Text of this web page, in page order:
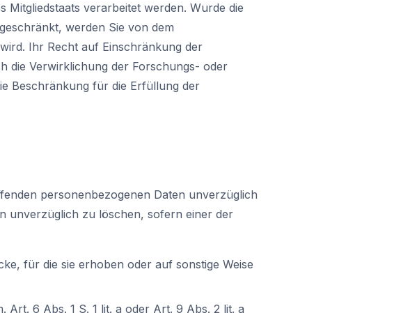
verarbeitet werden. Wurde die
werden Sie von dem
Ihr Recht auf Einschränkung der
die Verwirklichung der Forschungs- oder
Beschränkung für die Erfüllung der
personenbezogenen Daten unverzüglich
unverzüglich zu löschen, sofern einer der
für die sie erhoben oder auf sonstige Weise
Art. 6 Abs. 1 S. 1 lit. a oder Art. 9 Abs. 2 lit. a